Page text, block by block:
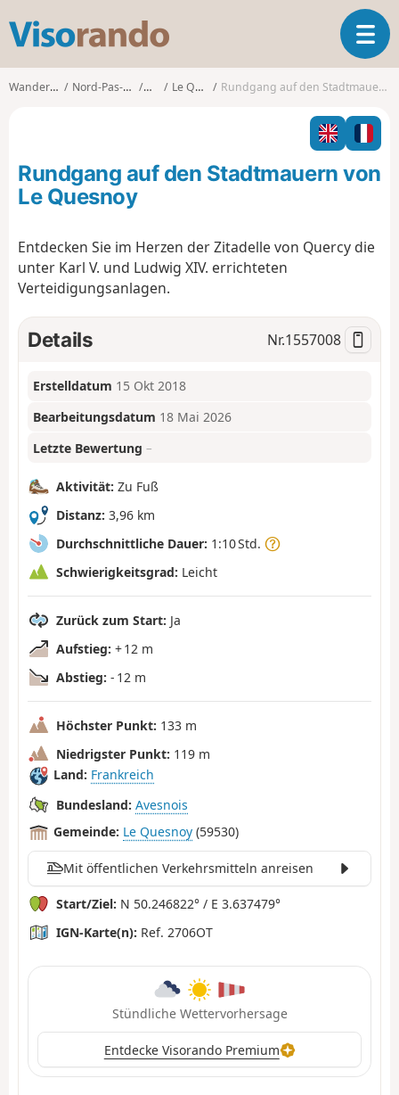
s
o
o
T
o
l
n
a
a
n
Wanderungen Nord-Pas-de-Calais Nord Le Quesnoy Rundgang auf den Stadtmauern von Le Quesnoy
Rundgang auf den Stadtmauern von
Le Quesnoy
Entdecken Sie im Herzen der Zitadelle von Quercy die
unter Karl V. und Ludwig XIV. errichteten
Verteidigungsanlagen.
Details Nr.1557008
Erstelldatum 15 Okt 2018
Bearbeitungsdatum 18 Mai 2026
Letzte Bewertung –
Aktivität: Zu Fuß
Distanz: 3,96 km
Durchschnittliche Dauer: 1:10 Std.
Schwierigkeitsgrad: Leicht
Zurück zum Start: Ja
Aufstieg: + 12 m
Abstieg: - 12 m
Höchster Punkt: 133 m
Niedrigster Punkt: 119 m
Land: Frankreich
Bundesland: Avesnois
Gemeinde: Le Quesnoy (59530)
Mit öffentlichen Verkehrsmitteln anreisen
Start/Ziel: N 50.246822° / E 3.637479°
IGN-Karte(n): Ref. 2706OT
Stündliche Wettervorhersage
Entdecke Visorando Premium